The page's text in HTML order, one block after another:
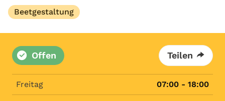
Beetgestaltung
Offen Teilen
Freitag 07:00 - 18:00